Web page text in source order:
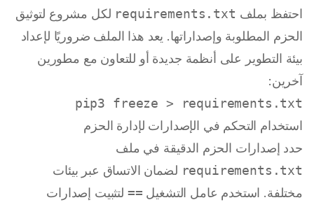
احتفظ بملف requirements.txt لكل مشروع لتوثيق
الحزم المطلوبة وإصداراتها. يعد هذا الملف ضروريًا لإعداد
بيئة التطوير على أنظمة جديدة أو للتعاون مع مطورين
آخرين:
pip3 freeze > requirements.txt
استخدام التحكم في الإصدارات لإدارة الحزم
حدد إصدارات الحزم الدقيقة في ملف
requirements.txt لضمان الاتساق عبر بيئات
مختلفة. استخدم عامل التشغيل == لتثبيت إصدارات